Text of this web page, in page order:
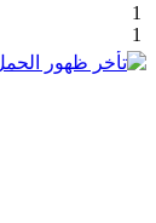
1
1